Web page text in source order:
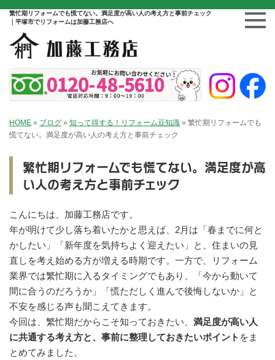
繁忙期リフォームでも慌てない。満足度が高い人の考え方と事前チェック
｜平塚市でリフォームは加藤工務店へ
HOME » ブログ » 知って得する！リフォーム豆知識 » 繁忙期リフォームでも
慌てない。満足度が高い人の考え方と事前チェック
繁忙期リフォームでも慌てない。満足度が高
い人の考え方と事前チェック
こんにちは、加藤工務店です。
年が明けて少し落ち着いたかと思えば、2月は「春までに何と
かしたい」「新年度を気持ちよく迎えたい」と、住まいの見
直しを考え始める方が増える時期です。一方で、リフォーム
業界では繁忙期に入るタイミングでもあり、「今から動いて
間に合うのだろうか」「慌ただしく進んで後悔しないか」と
不安を感じる声も聞こえてきます。
今回は、繁忙期だからこそ知っておきたい、 満足度が高い人
に共通する考え方と、事前に整理しておきたいポイント をま
とめてみました。